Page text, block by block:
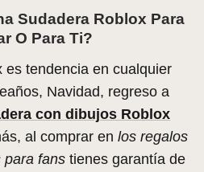
Sudadera Roblox Para
O Para Ti?
es tendencia en cualquier
Navidad, regreso a
con dibujos Roblox
al comprar en los regalos
para fanstienes garantía de